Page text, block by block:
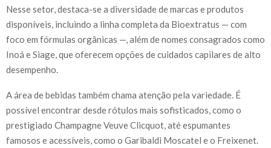
Nesse setor, destaca-se a diversidade de marcas e produtos
disponíveis, incluindo a linha completa da Bioextratus — com
foco em fórmulas orgânicas —, além de nomes consagrados como
Inoá e Siage, que oferecem opções de cuidados capilares de alto
desempenho.
A área de bebidas também chama atenção pela variedade. É
possível encontrar desde rótulos mais sofisticados, como o
prestigiado Champagne Veuve Clicquot, até espumantes
famosos e acessíveis, como o Garibaldi Moscatel e o Freixenet.